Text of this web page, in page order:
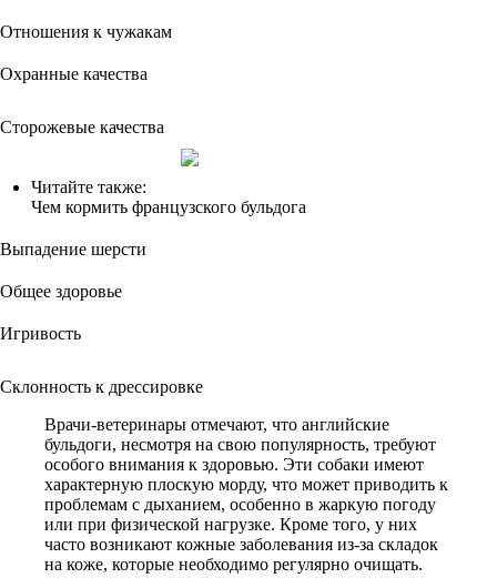
Отношения к чужакам
Охранные качества
Сторожевые качества
Читайте также:
Чем кормить французского бульдога
Выпадение шерсти
Общее здоровье
Игривость
Склонность к дрессировке
Врачи-ветеринары отмечают, что английские
бульдоги, несмотря на свою популярность, требуют
особого внимания к здоровью. Эти собаки имеют
характерную плоскую морду, что может приводить к
проблемам с дыханием, особенно в жаркую погоду
или при физической нагрузке. Кроме того, у них
часто возникают кожные заболевания из-за складок
на коже, которые необходимо регулярно очищать.